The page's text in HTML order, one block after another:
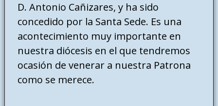
D. Antonio Cañizares, y ha sido
concedido por la Santa Sede. Es una
acontecimiento muy importante en
nuestra diócesis en el que tendremos
ocasión de venerar a nuestra Patrona
como se merece.